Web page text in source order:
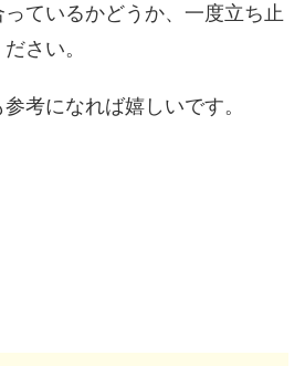
ているかどうか、一度立ち止
さい。
考になれば嬉しいです。